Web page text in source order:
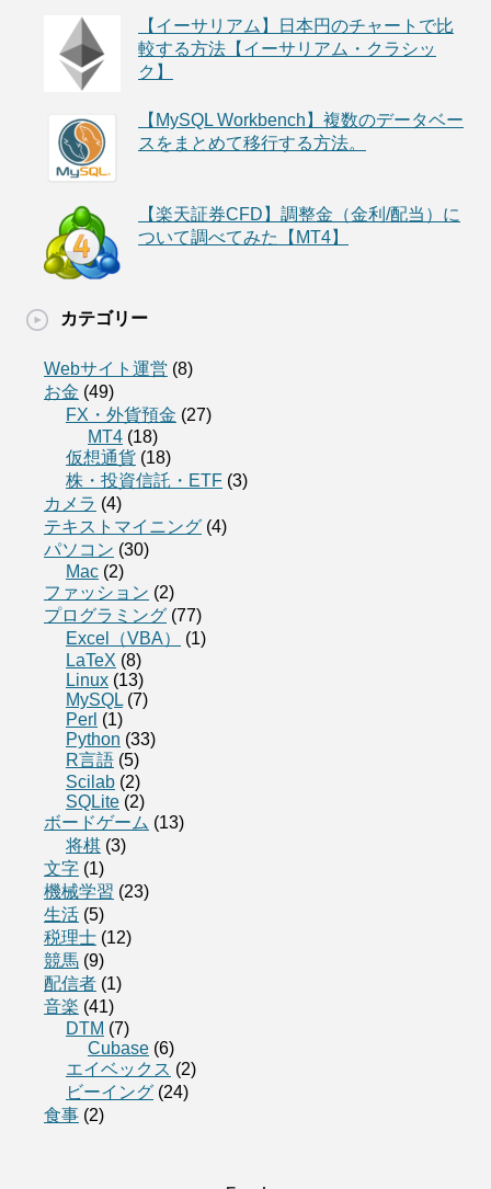
【イーサリアム】日本円のチャートで比
較する方法【イーサリアム・クラシッ
ク】
【MySQL Workbench】複数のデータベー
スをまとめて移行する方法。
【楽天証券CFD】調整金（金利/配当）に
ついて調べてみた【MT4】
カテゴリー
Webサイト運営 (8)
お金 (49)
FX・外貨預金 (27)
MT4 (18)
仮想通貨 (18)
株・投資信託・ETF (3)
カメラ (4)
テキストマイニング (4)
パソコン (30)
Mac (2)
ファッション (2)
プログラミング (77)
Excel（VBA）
(1)
LaTeX (8)
Linux (13)
MySQL (7)
Perl (1)
Python (33)
R言語 (5)
Scilab (2)
SQLite (2)
ボードゲーム (13)
将棋 (3)
文字 (1)
機械学習 (23)
生活 (5)
税理士 (12)
競馬 (9)
配信者 (1)
音楽 (41)
DTM (7)
Cubase (6)
エイベックス (2)
ビーイング (24)
食事 (2)